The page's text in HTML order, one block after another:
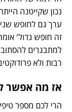
נכון שקייטנה
ערך גם לחופש
זה חופש גדול'
למתבגרים
רבות ולא
אז מה אפשר
הרי לכם מספר